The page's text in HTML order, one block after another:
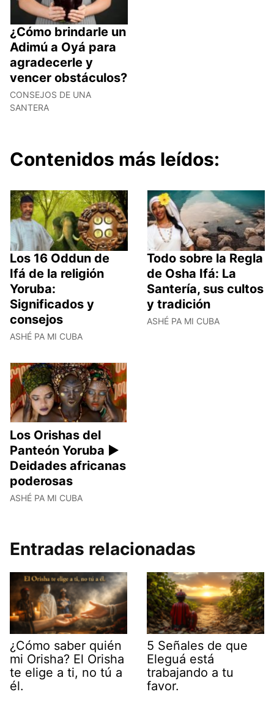
¿Cómo brindarle un
Adimú a Oyá para
agradecerle y
vencer obstáculos?
CONSEJOS DE UNA
SANTERA
Contenidos más leídos:
Los 16 Oddun de
Ifá de la religión
Yoruba:
Significados y
consejos
ASHÉ PA MI CUBA
Todo sobre la Regla
de Osha Ifá: La
Santería, sus cultos
y tradición
ASHÉ PA MI CUBA
Los Orishas del
Panteón Yoruba ►
Deidades africanas
poderosas
ASHÉ PA MI CUBA
Entradas relacionadas
¿Cómo saber quién
mi Orisha? El Orisha
te elige a ti, no tú a
él.
5 Señales de que
Eleguá está
trabajando a tu
favor.